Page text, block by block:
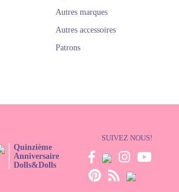
Autres marques
Autres accessoires
Patrons
Quinzième
Anniversaire
Dolls&Dolls
SUIVEZ NOUS!